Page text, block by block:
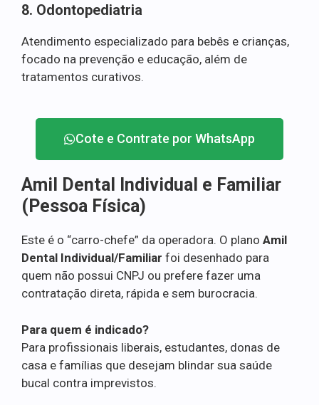
8. Odontopediatria
Atendimento especializado para bebês e crianças,
focado na prevenção e educação, além de
tratamentos curativos.
Cote e Contrate por WhatsApp
Amil Dental Individual e Familiar
(Pessoa Física)
Este é o “carro-chefe” da operadora. O plano Amil
Dental Individual/Familiar foi desenhado para
quem não possui CNPJ ou prefere fazer uma
contratação direta, rápida e sem burocracia.
Para quem é indicado?
Para profissionais liberais, estudantes, donas de
casa e famílias que desejam blindar sua saúde
bucal contra imprevistos.